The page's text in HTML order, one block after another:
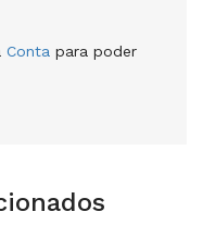
Conta para poder